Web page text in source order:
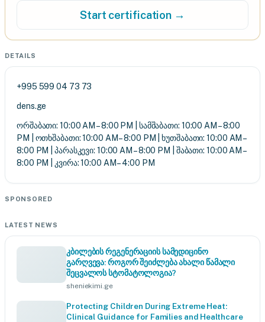
Start certification →
DETAILS
+995 599 04 73 73
dens.ge
ორშაბათი: 10:00 AM – 8:00 PM | სამშაბათი: 10:00 AM – 8:00
PM | ოთხშაბათი: 10:00 AM – 8:00 PM | ხუთშაბათი: 10:00 AM –
8:00 PM | პარასკევი: 10:00 AM – 8:00 PM | შაბათი: 10:00 AM –
8:00 PM | კვირა: 10:00 AM – 4:00 PM
SPONSORED
LATEST NEWS
კბილების რეგენერაციის სამედიცინო
გარღვევა: როგორ შეიძლება ახალი წამალი
შეცვალოს სტომატოლოგია?
sheniekimi.ge
Protecting Children During Extreme Heat:
Clinical Guidance for Families and Healthcare